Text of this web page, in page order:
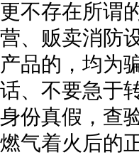
更不存在所谓
营、贩卖消防
产品的，均为
话、不要急于
身份真假，查
燃气着火后的